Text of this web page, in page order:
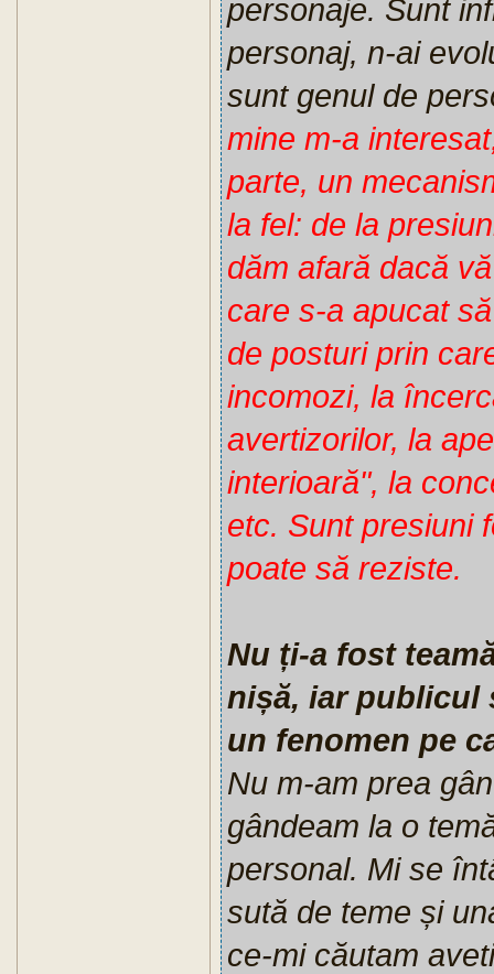
personaje. Sunt
personaj, n-ai
sunt genul de
mine m-a
parte, un
la fel: de la
dăm afară dacă
care s-a apucat
de posturi prin
incomozi, la
avertizorilor, la
interioară", la
etc. Sunt presiuni
poate să reziste.
Nu ți-a fost
nișă, iar publicul
un fenomen pe
Nu m-am prea
gândeam la o
personal. Mi se
sută de teme și
ce-mi căutam